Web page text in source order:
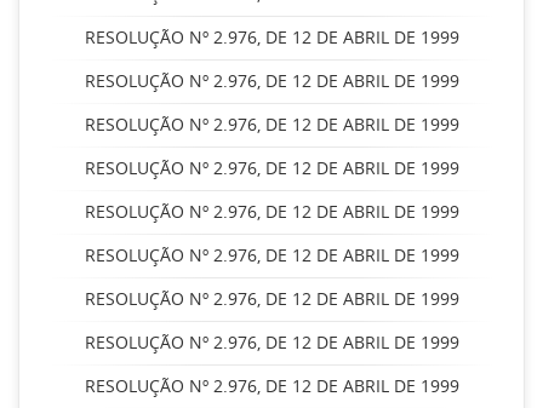
RESOLUÇÃO Nº 2.976, DE 12 DE ABRIL DE 1999
RESOLUÇÃO Nº 2.976, DE 12 DE ABRIL DE 1999
RESOLUÇÃO Nº 2.976, DE 12 DE ABRIL DE 1999
RESOLUÇÃO Nº 2.976, DE 12 DE ABRIL DE 1999
RESOLUÇÃO Nº 2.976, DE 12 DE ABRIL DE 1999
RESOLUÇÃO Nº 2.976, DE 12 DE ABRIL DE 1999
RESOLUÇÃO Nº 2.976, DE 12 DE ABRIL DE 1999
RESOLUÇÃO Nº 2.976, DE 12 DE ABRIL DE 1999
RESOLUÇÃO Nº 2.976, DE 12 DE ABRIL DE 1999